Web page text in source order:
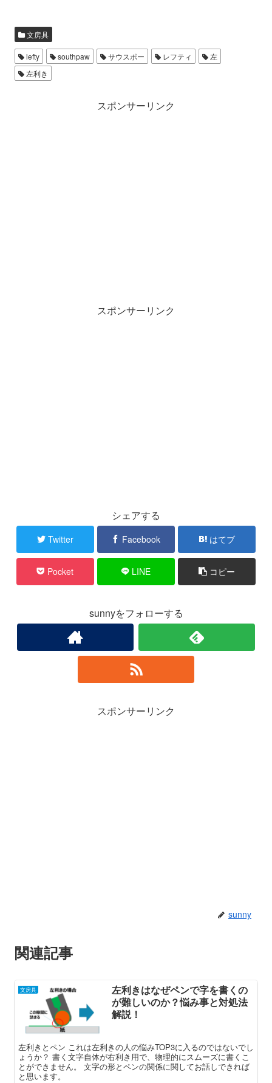
文房具
lefty southpaw サウスポー レフティ
左
左利き
スポンサーリンク
スポンサーリンク
シェアする
Twitter Facebook はてブ
Pocket LINE コピー
sunnyをフォローする
スポンサーリンク
sunny
関連記事
文房具
左利きはなぜペンで字を書くの
が難しいのか？悩み事と対処法
解説！
左利きとペン これは左利きの人の悩みTOP3に入るのではないでし
ょうか？ 書く文字自体が右利き用で、物理的にスムーズに書くこ
とができません。 文字の形とペンの関係に関してお話しできれば
と思います。